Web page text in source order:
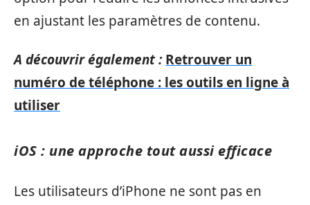
en ajustant les paramètres de contenu.
A découvrir également : Retrouver un
numéro de téléphone : les outils en ligne à
utiliser
iOS : une approche tout aussi efficace
Les utilisateurs d’iPhone ne sont pas en